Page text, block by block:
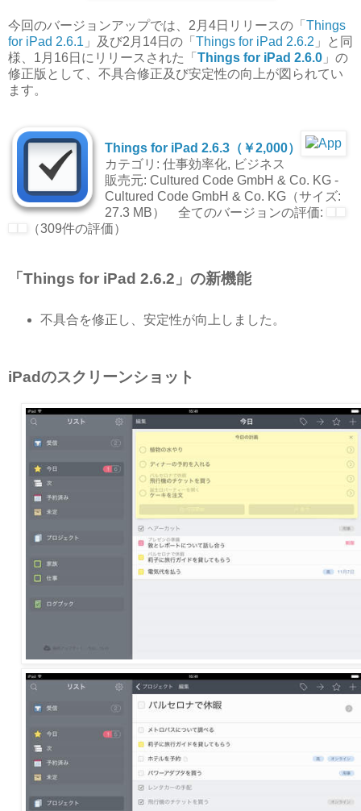
今回のバージョンアップでは、2月4日リリースの「 Things
for iPad 2.6.1 」及び2月14日の「 Things for iPad 2.6.2 」と同
様、1月16日にリリースされた「 Things for iPad 2.6.0 」の
修正版として、不具合修正及び安定性の向上が図られてい
ます。
Things for iPad 2.6.3（￥2,000）
カテゴリ: 仕事効率化, ビジネス
販売元: Cultured Code GmbH & Co. KG -
Cultured Code GmbH & Co. KG（サイズ:
27.3 MB） 全てのバージョンの評価:
（309件の評価）
「Things for iPad 2.6.2」の新機能
不具合を修正し、安定性が向上しました。
iPadのスクリーンショット